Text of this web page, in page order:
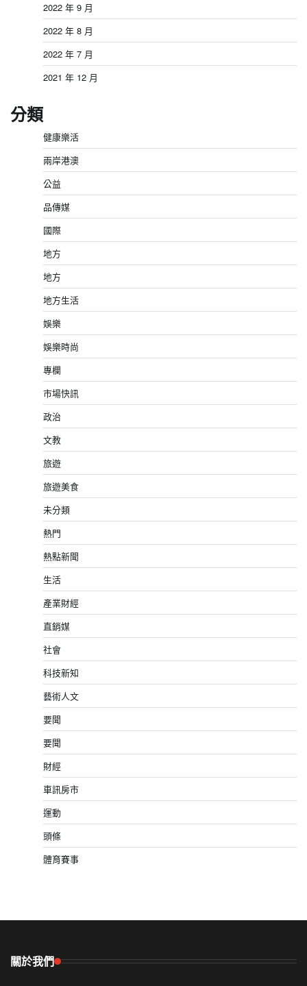
2022 年 9 月
2022 年 8 月
2022 年 7 月
2021 年 12 月
分類
健康樂活
兩岸港澳
公益
品傳媒
國際
地方
地方
地方生活
娛樂
娛樂時尚
專欄
市場快訊
政治
文教
旅遊
旅遊美食
未分類
熱門
熱點新聞
生活
產業財經
直銷媒
社會
科技新知
藝術人文
要聞
要聞
財經
車訊房市
運動
頭條
體育賽事
關於我們